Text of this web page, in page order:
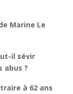
Marine Le
il sévir
abus ?
à 62 ans